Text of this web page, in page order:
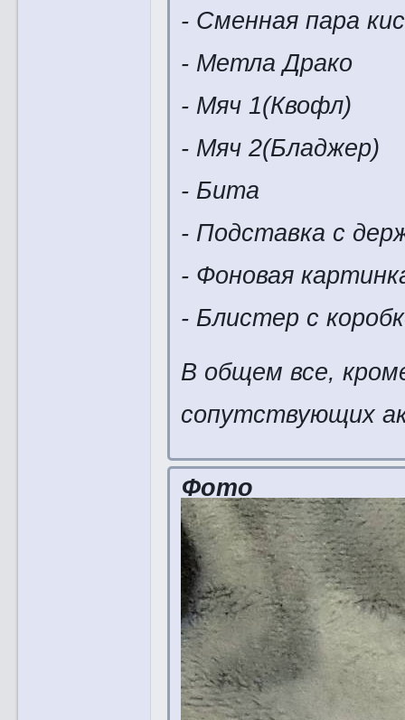
- Сменная пара
- Метла Драко
- Мяч 1(Квофл)
- Мяч 2(Бладжер)
- Бита
- Подставка с
- Фоновая
- Блистер с
В общем все,
сопутствующих
Фото